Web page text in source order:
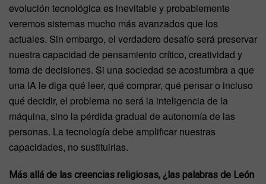
evolución tecnológica es inevitable y probablemente
veremos sistemas mucho más avanzados que los
actuales. Sin embargo, el verdadero desafío será preservar
nuestra capacidad de pensamiento crítico, creatividad y
toma de decisiones. Si una sociedad se acostumbra a que
una IA le diga qué leer, qué comprar, qué pensar o incluso
qué decidir, el problema no será la inteligencia de la
máquina, sino la pérdida gradual de autonomía de las
personas. La tecnología debe amplificar nuestras
capacidades, no sustituirlas.
Más allá de las creencias religiosas, ¿las palabras de León